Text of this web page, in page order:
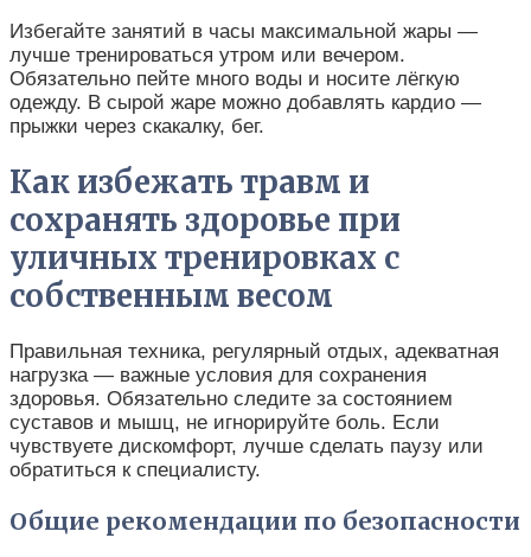
Избегайте занятий в часы максимальной жары —
лучше тренироваться утром или вечером.
Обязательно пейте много воды и носите лёгкую
одежду. В сырой жаре можно добавлять кардио —
прыжки через скакалку, бег.
Как избежать травм и
сохранять здоровье при
уличных тренировках с
собственным весом
Правильная техника, регулярный отдых, адекватная
нагрузка — важные условия для сохранения
здоровья. Обязательно следите за состоянием
суставов и мышц, не игнорируйте боль. Если
чувствуете дискомфорт, лучше сделать паузу или
обратиться к специалисту.
Общие рекомендации по безопасности